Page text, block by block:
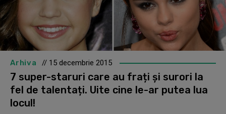
Arhiva // 15 decembrie 2015
7 super-staruri care au frați și surori la
fel de talentați. Uite cine le-ar putea lua
locul!